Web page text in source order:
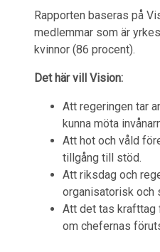
Rapporten baseras på
medlemmar som är
kvinnor (86 procent).
Det här vill Vision:
Att regeringen tar
kunna möta
Att hot och våld
tillgång till stöd.
Att riksdag och
organisatorisk och
Att det tas krafttag
om chefernas